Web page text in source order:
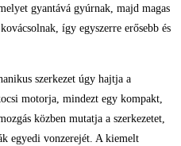
gyantává gyúrnak, majd magas
így egyszerre erősebb és
szerkezet úgy hajtja a
motorja, mindezt egy kompakt,
közben mutatja a szerkezetet,
egyedi vonzerejét. A kiemelt